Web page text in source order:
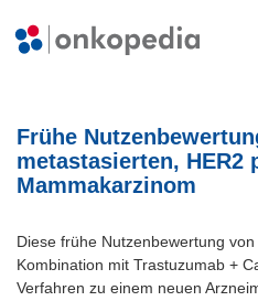
Frühe
metastasierten, HER2
Mammakarzinom
Diese frühe Nutzenbewertung
Kombination mit Trastuzumab +
Verfahren zu einem neuen